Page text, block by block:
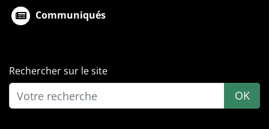
Communiqués
Rechercher sur le site
OK